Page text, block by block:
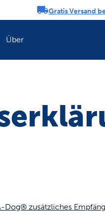
Karussell Gratis Versand
Über
Dog® zusätzliches